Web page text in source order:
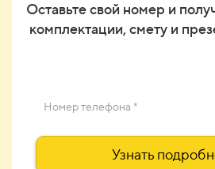
Оставьте свой номер и
комплектации, смету и
Номер телефона *
Узнать